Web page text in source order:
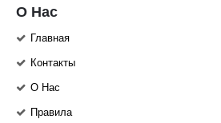
О Нас
Главная
Контакты
О Нас
Правила